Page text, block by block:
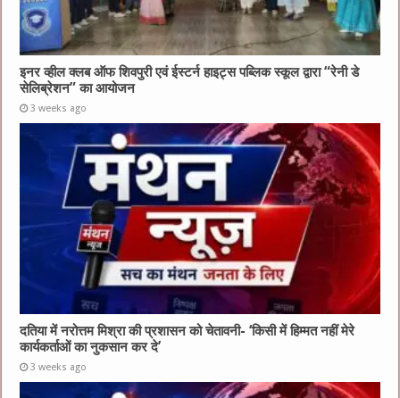
इनर व्हील क्लब ऑफ शिवपुरी एवं ईस्टर्न हाइट्स पब्लिक स्कूल द्वारा “रेनी डे
सेलिब्रेशन” का आयोजन
3 weeks ago
दतिया में नरोत्तम मिश्रा की प्रशासन को चेतावनी- ‘किसी में हिम्मत नहीं मेरे
कार्यकर्ताओं का नुकसान कर दे’
3 weeks ago